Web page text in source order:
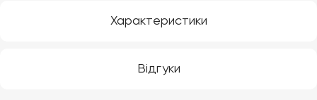
Характеристики
Відгуки